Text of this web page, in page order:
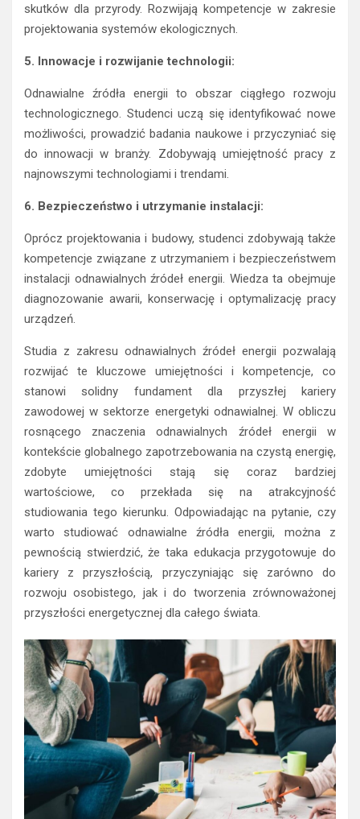
skutków dla przyrody. Rozwijają kompetencje w zakresie
projektowania systemów ekologicznych.
5. Innowacje i rozwijanie technologii:
Odnawialne źródła energii to obszar ciągłego rozwoju
technologicznego. Studenci uczą się identyfikować nowe
możliwości, prowadzić badania naukowe i przyczyniać się
do innowacji w branży. Zdobywają umiejętność pracy z
najnowszymi technologiami i trendami.
6. Bezpieczeństwo i utrzymanie instalacji:
Oprócz projektowania i budowy, studenci zdobywają także
kompetencje związane z utrzymaniem i bezpieczeństwem
instalacji odnawialnych źródeł energii. Wiedza ta obejmuje
diagnozowanie awarii, konserwację i optymalizację pracy
urządzeń.
Studia z zakresu odnawialnych źródeł energii pozwalają
rozwijać te kluczowe umiejętności i kompetencje, co
stanowi solidny fundament dla przyszłej kariery
zawodowej w sektorze energetyki odnawialnej. W obliczu
rosnącego znaczenia odnawialnych źródeł energii w
kontekście globalnego zapotrzebowania na czystą energię,
zdobyte umiejętności stają się coraz bardziej
wartościowe, co przekłada się na atrakcyjność
studiowania tego kierunku. Odpowiadając na pytanie, czy
warto studiować odnawialne źródła energii, można z
pewnością stwierdzić, że taka edukacja przygotowuje do
kariery z przyszłością, przyczyniając się zarówno do
rozwoju osobistego, jak i do tworzenia zrównoważonej
przyszłości energetycznej dla całego świata.